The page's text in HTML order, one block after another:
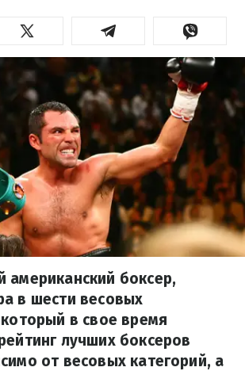
американский боксер,
в шести весовых
в свое время
лучших боксеров
от весовых категорий, а